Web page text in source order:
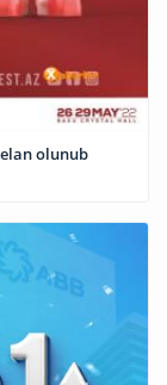
elan olunub